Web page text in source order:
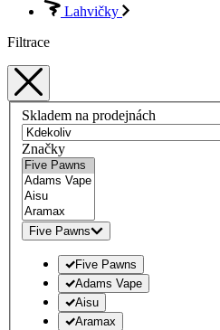
Lahvičky
Filtrace
Skladem na prodejnách
Značky
Five Pawns
Five Pawns
Adams Vape
Aisu
Aramax